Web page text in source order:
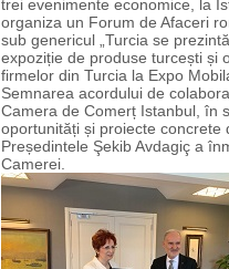
trei evenimente economice, la
organiza un Forum de Afaceri
sub genericul „Turcia se
expoziție de produse turcești și
firmelor din Turcia la Expo
Semnarea acordului de
Camera de Comerț Istanbul, în
oportunități și proiecte concrete
Președintele Şekib Avdagiç a
Camerei.